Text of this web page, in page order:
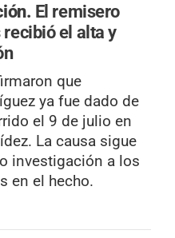
El remisero
recibió el alta y
que
ya fue dado de
el 9 de julio en
La causa sigue
investigación a los
en el hecho.